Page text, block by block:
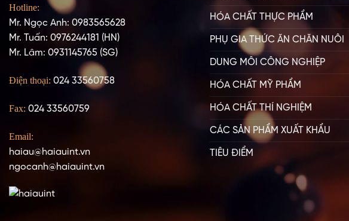
Hotline:
Mr. Ngọc Anh: 0983565628
Mr. Tuấn: 0976244181 (HN)
Mr. Lâm: 0931145765 (SG)
Điện thoại: 024 33560758
Fax: 024 33560759
Email:
haiau@haiauint.vn
ngocanh@haiauint.vn
HÓA CHẤT THỰC PHẨM
PHỤ GIA THỨC ĂN CHĂN NUÔI
DUNG MÔI CÔNG NGHIỆP
HÓA CHẤT MỸ PHẨM
HÓA CHẤT THÍ NGHIỆM
CÁC SẢN PHẨM XUẤT KHẨU
TIÊU ĐIỂM